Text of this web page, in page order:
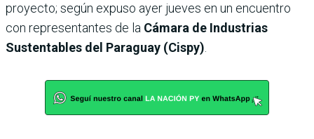
proyecto; según expuso ayer jueves en un encuentro
con representantes de la Cámara de Industrias
Sustentables del Paraguay (Cispy)